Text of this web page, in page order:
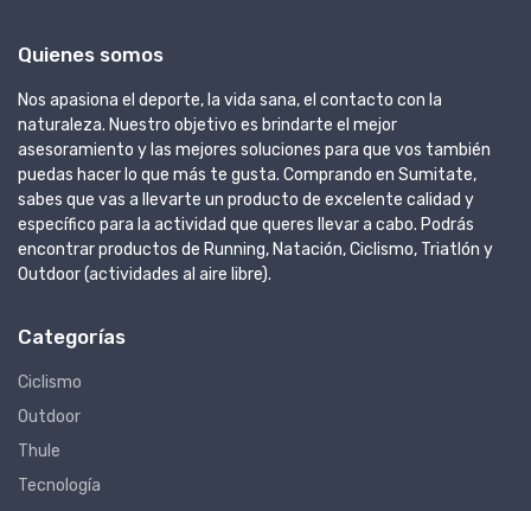
Quienes somos
Nos apasiona el deporte, la vida sana, el contacto con la
naturaleza. Nuestro objetivo es brindarte el mejor
asesoramiento y las mejores soluciones para que vos también
puedas hacer lo que más te gusta. Comprando en Sumitate,
sabes que vas a llevarte un producto de excelente calidad y
específico para la actividad que queres llevar a cabo. Podrás
encontrar productos de Running, Natación, Ciclismo, Triatlón y
Outdoor (actividades al aire libre).
Categorías
Ciclismo
Outdoor
Thule
Tecnología